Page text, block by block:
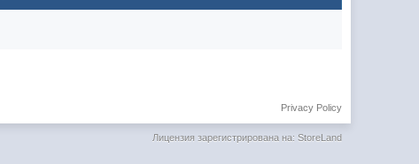
Privacy Policy
Лицензия зарегистрирована на: StoreLand